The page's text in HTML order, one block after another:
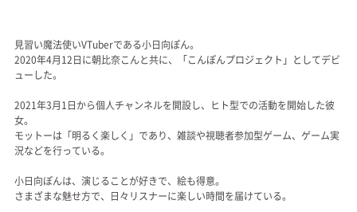
見習い魔法使いVTuberである小日向ぽん。
2020年4月12日に朝比奈こんと共に、「こんぽんプロジェクト」としてデビ
ューした。
2021年3月1日から個人チャンネルを開設し、ヒト型での活動を開始した彼
女。
モットーは「明るく楽しく」であり、雑談や視聴者参加型ゲーム、ゲーム実
況などを行っている。
小日向ぽんは、演じることが好きで、絵も得意。
さまざまな魅せ方で、日々リスナーに楽しい時間を届けている。